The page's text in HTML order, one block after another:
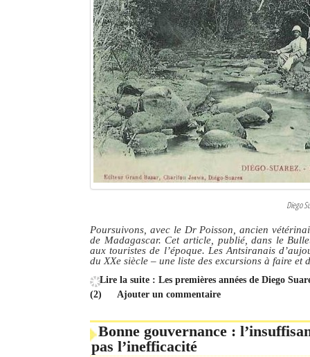
Diego
Poursuivons, avec le Dr Poisson, ancien
de Madagascar. Cet article, publié, dans le
aux touristes de l’époque. Les Antsiranais
du XXe siècle – une liste des excursions à faire et
Lire la suite : Les premières années de Diego
(2)
Ajouter un commentaire
Bonne gouvernance :
pas l’inefficacité